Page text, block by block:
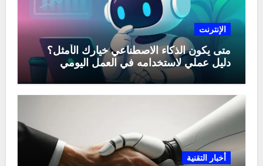
الإنترنت
متى يكون الذكاء الاصطناعي خيارك الأمثل؟
دليل عملي لاستخدامه في العمل اليومي
أخبار التقنية